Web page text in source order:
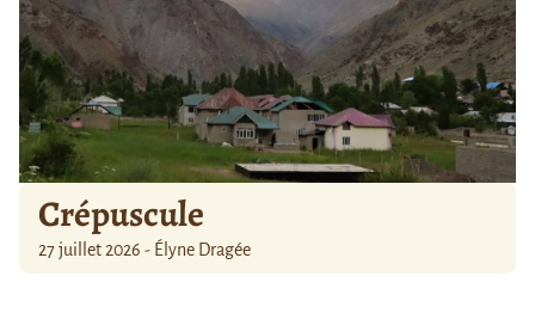
Crépuscule
27 juillet 2026 - Élyne Dragée